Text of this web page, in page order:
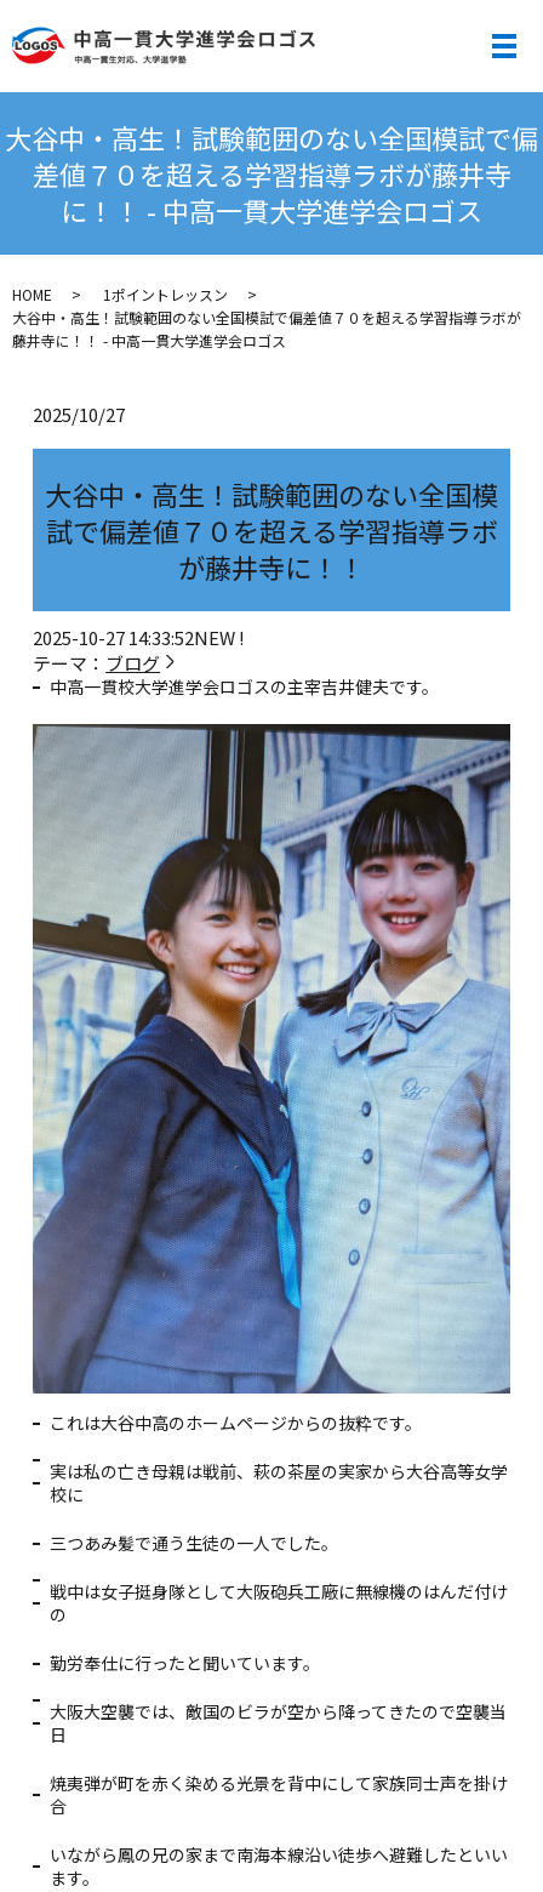
メ
大谷中・高生！試験範囲のない全国模試で偏
差値７０を超える学習指導ラボが藤井寺
に！！ - 中高一貫大学進学会ロゴス
HOME
1ポイントレッスン
大谷中・高生！試験範囲のない全国模試で偏差値７０を超える学習指導ラボが
藤井寺に！！ - 中高一貫大学進学会ロゴス
2025/10/27
大谷中・高生！試験範囲のない全国模
試で偏差値７０を超える学習指導ラボ
が藤井寺に！！
2025-10-27 14:33:52NEW !
テーマ： ブログ
中高一貫校大学進学会ロゴスの主宰吉井健夫です。
これは大谷中高のホームページからの抜粋です。
実は私の亡き母親は戦前、萩の茶屋の実家から大谷高等女学
校に
三つあみ髪で通う生徒の一人でした。
戦中は女子挺身隊として大阪砲兵工廠に無線機のはんだ付け
の
勤労奉仕に行ったと聞いています。
大阪大空襲では、敵国のビラが空から降ってきたので空襲当
日
焼夷弾が町を赤く染める光景を背中にして家族同士声を掛け
合
いながら鳳の兄の家まで南海本線沿い徒歩へ避難したといい
ます。